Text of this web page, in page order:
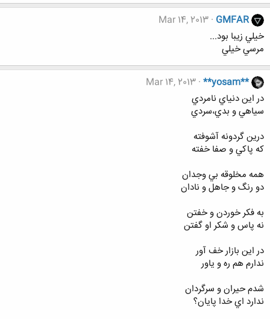
GMFAR
Mar 14, 2013
خيلي زيبا بود...
مرسي خيلي
**yosam**
Mar 14, 2013
در اين دنياي نامردي
سياهي و بدي،سردي
درين گردونه آشوفته
که پاکي و صفا خفته
همه مخلوقه بي وجدان
دو رنگ و جاهل و نادان
به فکر خوردن و خفتن
نه پاس و شکر او گفتن
در اين بازار خف آور
ندارم هم ره و ياور
شدم حيران و سرگردان
ندارد اي خدا پايان؟